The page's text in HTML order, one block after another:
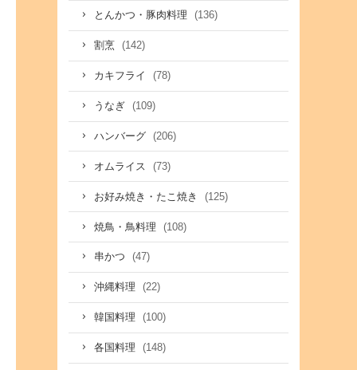
とんかつ・豚肉料理 (136)
割烹 (142)
カキフライ (78)
うなぎ (109)
ハンバーグ (206)
オムライス (73)
お好み焼き・たこ焼き (125)
焼鳥・鳥料理 (108)
串かつ (47)
沖縄料理 (22)
韓国料理 (100)
各国料理 (148)